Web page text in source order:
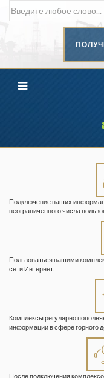
Подключение наших
неограниченного числа
Пользоваться нашими
сети Интернет.
Комплексы регулярно
информации в сфере горного
После подключения